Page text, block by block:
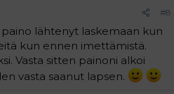
#8
lähtenyt laskemaan kun
kun ennen imettämistä.
Vasta sitten painoni alkoi
vasta saanut lapsen.